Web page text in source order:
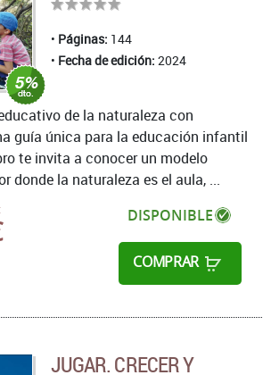
Páginas: 144
Fecha de edición: 2024
DISPONIBLE
COMPRAR
de la naturaleza con
guía única para la educación infantil
te invita a conocer un modelo
donde la naturaleza es el aula, ...
JUGAR. CRECER Y